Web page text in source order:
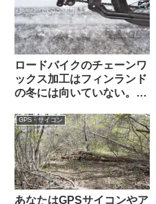
い】
ロードバイクのチェーンワ
ックス加工はフィンランド
の冬には向いていない。大
でも弱い？（海外掲示板か
ら）
GPS・サイコン
あなたはGPSサイコンやア